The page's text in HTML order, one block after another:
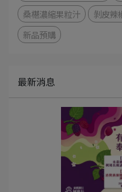
桑椹濃縮果粒汁
剝皮辣
新品預購
最新消息